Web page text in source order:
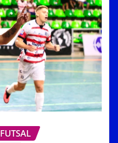
FUTSAL